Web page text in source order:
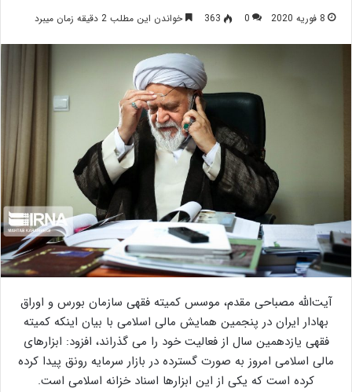
8 فوریه 2020 0
363 خواندن این مطلب 2 دقیقه زمان میبرد
آیت‌الله مصباحی مقدم، موسس کمیته فقهی سازمان بورس و اوراق
بهادار ایران در پنجمین همایش مالی اسلامی با بیان اینکه کمیته
فقهی یازدهمین سال از فعالیت خود را می گذراند، افزود: ابزارهای
مالی اسلامی امروز به صورت گسترده در بازار سرمایه رونق پیدا کرده
کرده است که یکی از این ابزارها اسناد خزانه اسلامی است.